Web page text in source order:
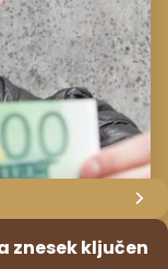
znesek ključen